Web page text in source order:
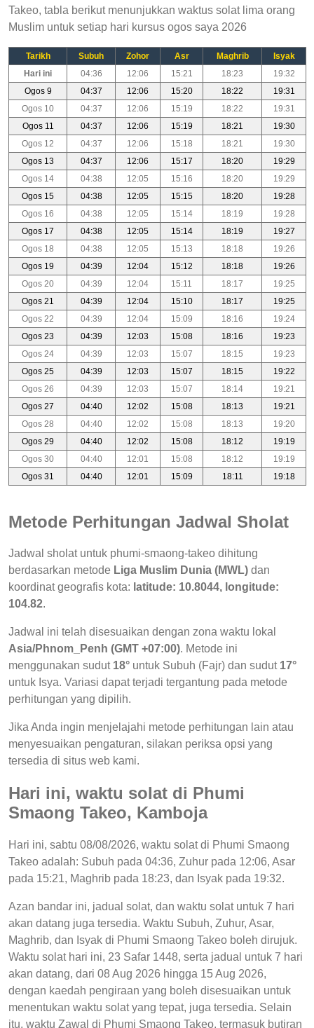
Takeo, tabla berikut menunjukkan waktus solat lima orang
Muslim untuk setiap hari kursus ogos saya 2026
Tarikh Subuh Zohor Asr Maghrib
Isyak
Hari ini
04:36 12:06 15:21 18:23
19:32
Ogos 9
04:37 12:06 15:20 18:22
19:31
Ogos 10
04:37 12:06 15:19 18:22
19:31
Ogos 11
04:37 12:06 15:19 18:21
19:30
Ogos 12
04:37 12:06 15:18 18:21
19:30
Ogos 13
04:37 12:06 15:17 18:20
19:29
Ogos 14
04:38 12:05 15:16 18:20
19:29
Ogos 15
04:38 12:05 15:15 18:20
19:28
Ogos 16
04:38 12:05 15:14 18:19
19:28
Ogos 17
04:38 12:05 15:14 18:19
19:27
Ogos 18
04:38 12:05 15:13 18:18
19:26
Ogos 19
04:39 12:04 15:12 18:18
19:26
Ogos 20
04:39 12:04 15:11 18:17
19:25
Ogos 21
04:39 12:04 15:10 18:17
19:25
Ogos 22
04:39 12:04 15:09 18:16
19:24
Ogos 23
04:39 12:03 15:08 18:16
19:23
Ogos 24
04:39 12:03 15:07 18:15
19:23
Ogos 25
04:39 12:03 15:07 18:15
19:22
Ogos 26
04:39 12:03 15:07 18:14
19:21
Ogos 27
04:40 12:02 15:08 18:13
19:21
Ogos 28
04:40 12:02 15:08 18:13
19:20
Ogos 29
04:40 12:02 15:08 18:12
19:19
Ogos 30
04:40 12:01 15:08 18:12
19:19
Ogos 31
04:40 12:01 15:09 18:11 19:18
Metode Perhitungan Jadwal Sholat
Jadwal sholat untuk phumi-smaong-takeo dihitung
berdasarkan metode Liga Muslim Dunia (MWL) dan
koordinat geografis kota: latitude: 10.8044, longitude:
104.82.
Jadwal ini telah disesuaikan dengan zona waktu lokal
Asia/Phnom_Penh (GMT +07:00). Metode ini
menggunakan sudut 18° untuk Subuh (Fajr) dan sudut 17°
untuk Isya. Variasi dapat terjadi tergantung pada metode
perhitungan yang dipilih.
Jika Anda ingin menjelajahi metode perhitungan lain atau
menyesuaikan pengaturan, silakan periksa opsi yang
tersedia di situs web kami.
Hari ini, waktu solat di Phumi
Smaong Takeo, Kamboja
Hari ini, sabtu 08/08/2026, waktu solat di Phumi Smaong
Takeo adalah: Subuh pada 04:36, Zuhur pada 12:06, Asar
pada 15:21, Maghrib pada 18:23, dan Isyak pada 19:32.
Azan bandar ini, jadual solat, dan waktu solat untuk 7 hari
akan datang juga tersedia. Waktu Subuh, Zuhur, Asar,
Maghrib, dan Isyak di Phumi Smaong Takeo boleh dirujuk.
Waktu solat hari ini, 23 Safar 1448, serta jadual untuk 7 hari
akan datang, dari 08 Aug 2026 hingga 15 Aug 2026,
dengan kaedah pengiraan yang boleh disesuaikan untuk
menentukan waktu solat yang tepat, juga tersedia. Selain
itu, waktu Zawal di Phumi Smaong Takeo, termasuk butiran